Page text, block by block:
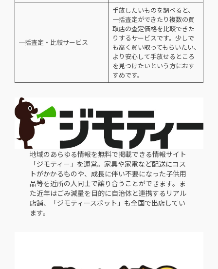
一括査定・比較サービス
手放したいものを調べると、
一括査定ができたり複数の買
取店の査定価格を比較できた
りするサービスです。少しで
も高く買い取ってもらいたい、
より安心して手放せるところ
を見つけたいという方におす
すめです。
地域のあらゆる情報を無料で掲載できる情報サイト
「ジモティー」を運営。家具や家電など配送にコス
トがかかるものや、成長に伴い不要になった子供用
品等を近所の人同士で譲り合うことができます。ま
た近年はごみ減量を目的に自治体と連携するリアル
店舗、「ジモティースポット」も全国で出店してい
ます。